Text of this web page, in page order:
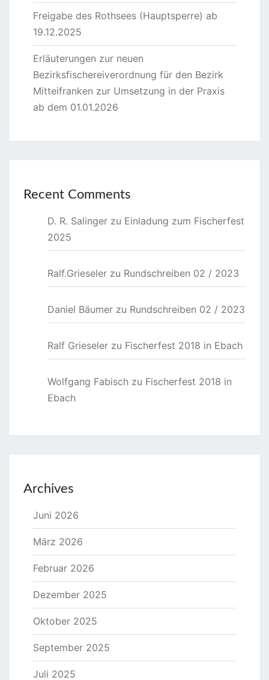
Freigabe des Rothsees (Hauptsperre) ab
19.12.2025
Erläuterungen zur neuen
Bezirksfischereiverordnung für den Bezirk
Mitteifranken zur Umsetzung in der Praxis
ab dem 01.01.2026
Recent Comments
D. R. Salinger zu Einladung zum Fischerfest
2025
Ralf.Grieseler zu Rundschreiben 02 / 2023
Daniel Bäumer zu Rundschreiben 02 / 2023
Ralf Grieseler zu Fischerfest 2018 in Ebach
Wolfgang Fabisch zu Fischerfest 2018 in
Ebach
Archives
Juni 2026
März 2026
Februar 2026
Dezember 2025
Oktober 2025
September 2025
Juli 2025